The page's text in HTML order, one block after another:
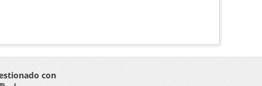
con